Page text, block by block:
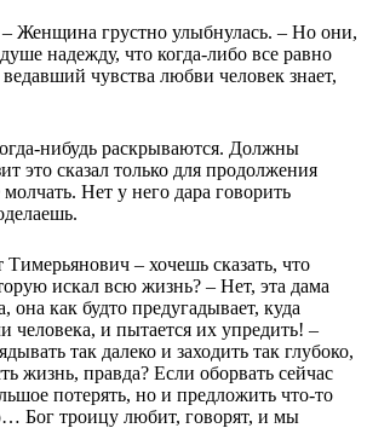
Женщина грустно улыбнулась. – Но они,
надежду, что когда-либо все равно
чувства любви человек знает,
нибудь раскрываются. Должны
это сказал только для продолжения
Нет у него дара говорить
– хочешь сказать, что
искал всю жизнь? – Нет, эта дама
она как будто предугадывает, куда
человека, и пытается их упредить! –
так далеко и заходить так глубоко,
жизнь, правда? Если оборвать сейчас
потерять, но и предложить что-то
Бог троицу любит, говорят, и мы